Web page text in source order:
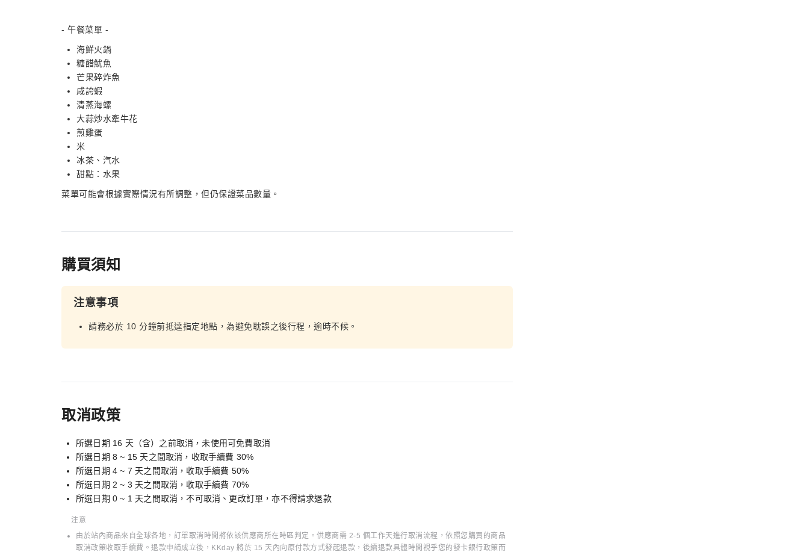
- 午餐菜單 -
海鮮火鍋
糖醋魷魚
芒果碎炸魚
咸誇蝦
清蒸海螺
大蒜炒水牽牛花
煎雞蛋
米
冰茶、汽水
甜點：水果
菜單可能會根據實際情況有所調整，但仍保證菜品數量。
購買須知
注意事項
請務必於 10 分鐘前抵達指定地點，為避免耽誤之後行程，逾時不候。
取消政策
所選日期 16 天（含）之前取消，未使用可免費取消
所選日期 8 ~ 15 天之間取消，收取手續費 30%
所選日期 4 ~ 7 天之間取消，收取手續費 50%
所選日期 2 ~ 3 天之間取消，收取手續費 70%
所選日期 0 ~ 1 天之間取消，不可取消、更改訂單，亦不得請求退款
注意
由於站內商品來自全球各地，訂單取消時間將依該供應商所在時區判定。供應商需 2-5 個工作天進行取消流程，依照您購買的商品
取消政策收取手續費。退款申請成立後，KKday 將於 15 天內向原付款方式發起退款，後續退款具體時間視乎您的發卡銀行政策而